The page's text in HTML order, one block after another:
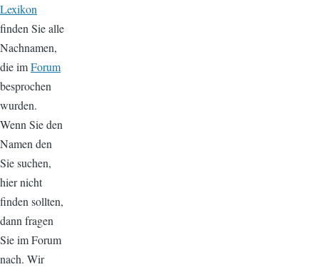
Lexikon
finden Sie alle
Nachnamen,
die imForum
besprochen
wurden.
Wenn Sie den
Namen den
Sie suchen,
hier nicht
finden sollten,
dann fragen
Sie im Forum
nach. Wir